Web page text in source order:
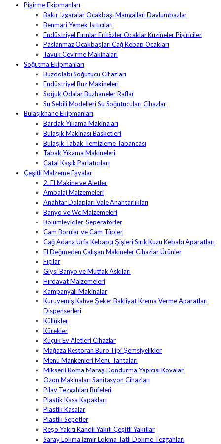
Pişirme Ekipmanları
Bakır Izgaralar Ocakbaşı Mangalları Davlumbazlar
Benmari Yemek Isıtıcıları
Endüstriyel Fırınlar Fritözler Ocaklar Kuzineler Pişiriciler
Paslanmaz Ocakbaşları Cağ Kebap Ocakları
Tavuk Çevirme Makinaları
Soğutma Ekipmanları
Buzdolabı Soğutucu Cihazları
Endüstriyel Buz Makineleri
Soğuk Odalar Buzhaneler Raflar
Su Sebili Modelleri Su Soğutucuları Cihazlar
Bulaşıkhane Ekipmanları
Bardak Yıkama Makinaları
Bulaşık Makinası Basketleri
Bulaşık Tabak Temizleme Tabancası
Tabak Yıkama Makineleri
Çatal Kaşık Parlatıcıları
Çeşitli Malzeme Eşyalar
2. El Makine ve Aletler
Ambalaj Malzemeleri
Anahtar Dolapları Vale Anahtarlıkları
Banyo ve Wc Malzemeleri
Bölümleyiciler-Seperatörler
Cam Borular ve Cam Tüpler
Cağ Adana Urfa Kebapçı Şişleri Sırık Kuzu Kebabı Aparatları
El Değmeden Çalışan Makineler Cihazlar Ürünler
Fıçılar
Giysi Banyo ve Mutfak Askıları
Hırdavat Malzemeleri
Kampanyalı Makinalar
Kuruyemiş Kahve Şeker Bakliyat Krema Verme Aparatları
Dispenserleri
Küllükler
Kürekler
Küçük Ev Aletleri Cihazlar
Mağaza Restoran Büro Tipi Şemsiyelikler
Menü Mankenleri Menü Tahtaları
Mikserli Roma Maraş Dondurma Yapıcısı Kovaları
Ozon Makinaları Sanitasyon Cihazları
Pilav Tezgahları Büfeleri
Plastik Kasa Kapakları
Plastik Kasalar
Plastik Sepetler
Reşo Yakıtı Kandil Yakıtı Çeşitli Yakıtlar
Saray Lokma İzmir Lokma Tatlı Dökme Tezgahları